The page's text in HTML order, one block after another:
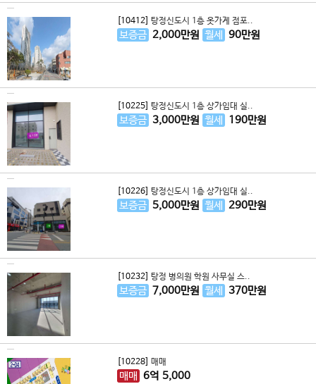
[10412] 탕정신도시 1층 옷가게 점포..
보증금 2,000만원 월세 90만원
[10225] 탕정신도시 1층 상가임대 실..
보증금 3,000만원 월세 190만원
[10226] 탕정신도시 1층 상가임대 실..
보증금 5,000만원 월세 290만원
[10232] 탕정 병의원 학원 사무실 스..
보증금 7,000만원 월세 370만원
[10228] 매매
매매 6억 5,000